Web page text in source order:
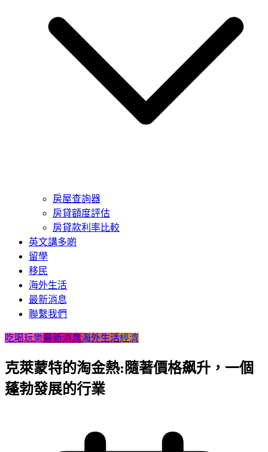
房屋查詢器
房貸額度評估
房貸款利率比較
英文講多啲
留學
移民
海外生活
最新消息
聯繫我們
吃喝玩樂最新消息海外生活經濟
克萊蒙特的淘金熱:隨著價格飙升，一個
蓬勃發展的行業